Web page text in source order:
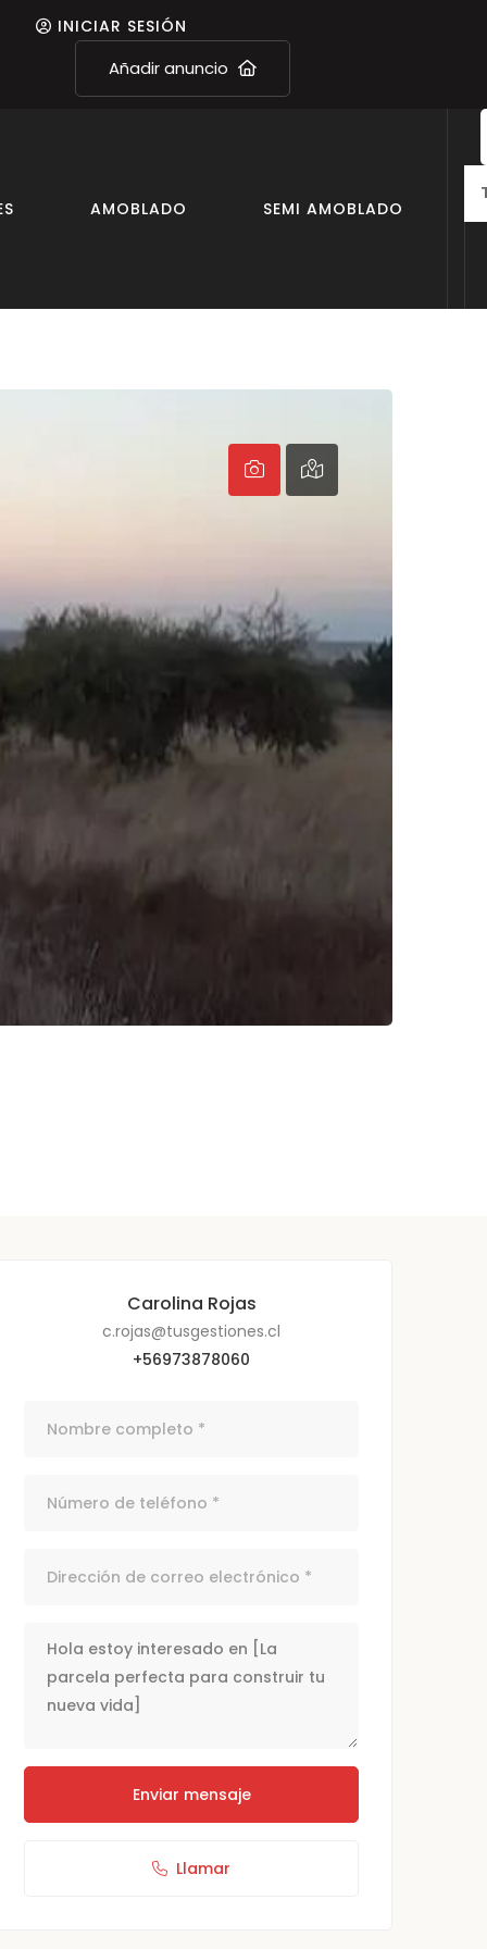
INICIAR SESIÓN
Añadir anuncio
AMOBLADO SEMI AMOBLADO
Carolina Rojas
c.rojas@tusgestiones.cl
+56973878060
Enviar mensaje
Llamar